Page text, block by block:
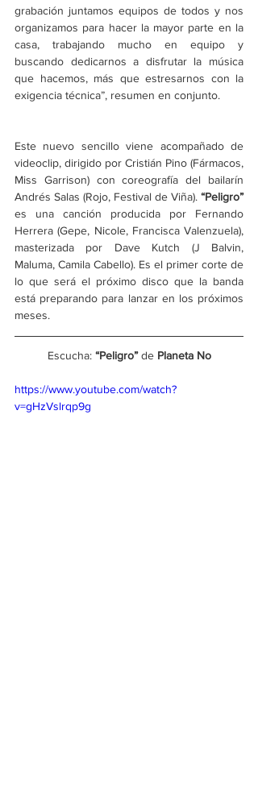
grabación juntamos equipos de todos y nos
organizamos para hacer la mayor parte en la
casa, trabajando mucho en equipo y
buscando dedicarnos a disfrutar la música
que hacemos, más que estresarnos con la
exigencia técnica”, resumen en conjunto.
Este nuevo sencillo viene acompañado de
videoclip, dirigido por Cristián Pino (Fármacos,
Miss Garrison) con coreografía del bailarín
Andrés Salas (Rojo, Festival de Viña).
“Peligro”
es una canción producida por Fernando
Herrera (Gepe, Nicole, Francisca Valenzuela),
masterizada por Dave Kutch (J Balvin,
Maluma, Camila Cabello). Es el primer corte de
lo que será el próximo disco que la banda
está preparando para lanzar en los próximos
meses.
Escucha: “Peligro” de Planeta No
https://www.youtube.com/watch?
v=gHzVslrqp9g